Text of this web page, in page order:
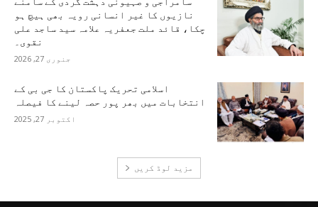
نازیوں کا غیر انسانی رویہ بھی ہیچ ہو
چکا، قائد ملت جعفریہ علامہ سید ساجد علی
نقوی۔
جنوری 27, 2026
اسلامی تحریک پاکستان کا جی بی کے
انتخابات میں بھر پور حصہ لینے کا فیصلہ
اکتوبر 27, 2025
مزید لوڈ کریں